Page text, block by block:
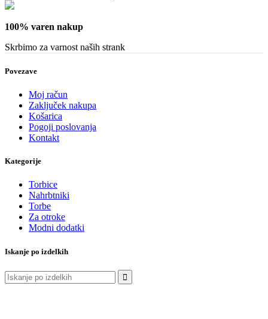
100% varen nakup
Skrbimo za varnost naših strank
Povezave
Moj račun
Zaključek nakupa
Košarica
Pogoji poslovanja
Kontakt
Kategorije
Torbice
Nahrbtniki
Torbe
Za otroke
Modni dodatki
Iskanje po izdelkih
Išči: